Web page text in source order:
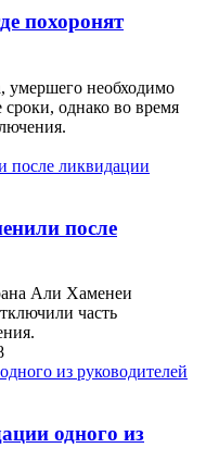
похоронят
умершего необходимо
однако во время
после
Али Хаменеи
часть
одного из